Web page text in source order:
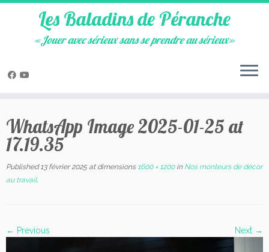
content
Les Baladins de Péranche
«Jouer avec sérieux sans se prendre au sérieux»
WhatsApp Image 2025-01-25 at
17.19.35
Published 13 février 2025at dimensions1600 × 1200inNos monteurs de décor
au travail.
← Previous Next →